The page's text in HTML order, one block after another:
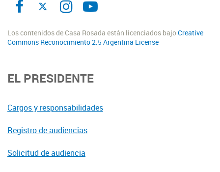
Los contenidos de Casa Rosada están licenciados bajoCreative
Commons Reconocimiento 2.5 Argentina License
EL PRESIDENTE
Cargos y responsabilidades
Registro de audiencias
Solicitud de audiencia